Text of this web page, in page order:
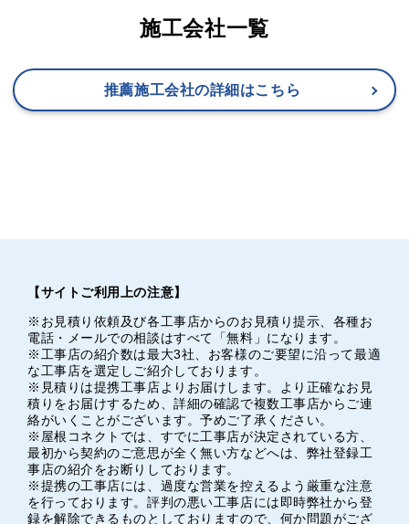
施工会社一覧
推薦施工会社の詳細はこちら
【サイトご利用上の注意】
※お見積り依頼及び各工事店からのお見積り提示、各種お
電話・メールでの相談はすべて「無料」になります。
※工事店の紹介数は最大3社、お客様のご要望に沿って最適
な工事店を選定しご紹介しております。
※見積りは提携工事店よりお届けします。より正確なお見
積りをお届けするため、詳細の確認で複数工事店からご連
絡がいくことがございます。予めご了承ください。
※屋根コネクトでは、すでに工事店が決定されている方、
最初から契約のご意思が全く無い方などへは、弊社登録工
事店の紹介をお断りしております。
※提携の工事店には、過度な営業を控えるよう厳重な注意
を行っております。評判の悪い工事店には即時弊社から登
録を解除できるものとしておりますので、何か問題がござ